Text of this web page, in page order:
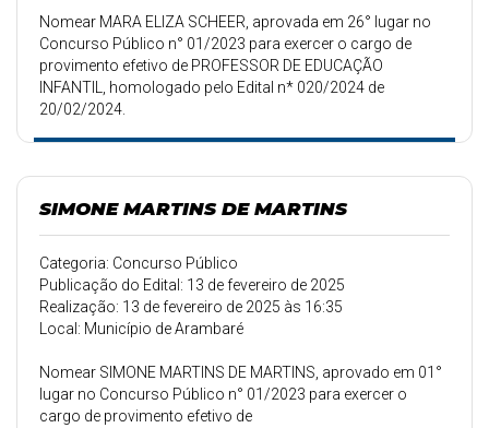
Nomear MARA ELIZA SCHEER, aprovada em 26° lugar no
Concurso Público n° 01/2023 para exercer o cargo de
provimento efetivo de PROFESSOR DE EDUCAÇÃO
INFANTIL, homologado pelo Edital n* 020/2024 de
20/02/2024.
SIMONE MARTINS DE MARTINS
Categoria: Concurso Público
Publicação do Edital: 13 de fevereiro de 2025
Realização: 13 de fevereiro de 2025 às 16:35
Local: Município de Arambaré
Nomear SIMONE MARTINS DE MARTINS, aprovado em 01°
lugar no Concurso Público n° 01/2023 para exercer o
cargo de provimento efetivo de